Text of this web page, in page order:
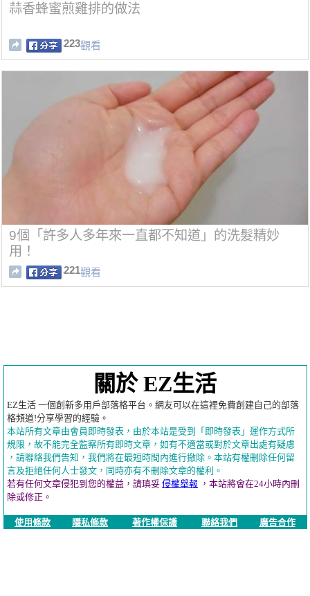
蒜香蜂蜜煎雞排的做法
223觀看
9個「許多人多年來一直都不知道」的洗髮精妙
用！
221觀看
關於 EZ生活
EZ生活 一個創新多用戶部落格平台。網友可以在這裡免費創建自己的部落
格頻道!分享學習的經驗。
本站所有文章由會員即時發表，由於本站是受到「即時發表」運作方式所
規限，故不能完全監察所有即時文章，如有不適當或對於文章出處有疑慮
，請聯絡我們告知，我們將在最短時間內進行撤除。本站有權刪除任何留
言及拒絕任何人士發文，同時亦有不刪除文章的權利。
若有任何文章侵犯到您的權益，請瑱妥 侵權舉報 ，本站將會在24小時內刪
除或修正。
使用條款 隱私條款 著作權保護 聯絡我們 廣告合作